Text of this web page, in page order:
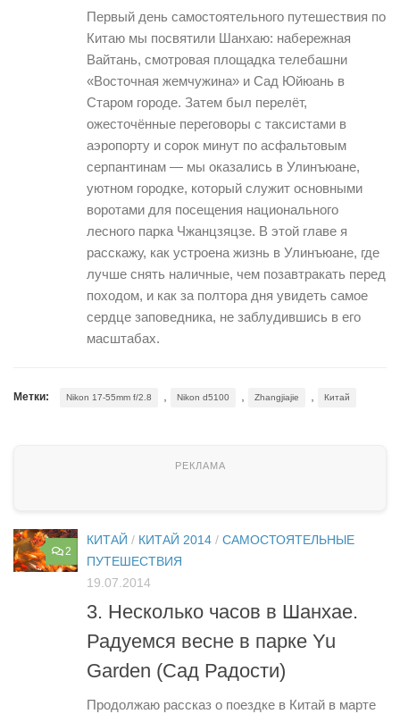
Первый день самостоятельного путешествия по
Китаю мы посвятили Шанхаю: набережная
Вайтань, смотровая площадка телебашни
«Восточная жемчужина» и Сад Юйюань в
Старом городе. Затем был перелёт,
ожесточённые переговоры с таксистами в
аэропорту и сорок минут по асфальтовым
серпантинам — мы оказались в Улинъюане,
уютном городке, который служит основными
воротами для посещения национального
лесного парка Чжанцзяцзе. В этой главе я
расскажу, как устроена жизнь в Улинъюане, где
лучше снять наличные, чем позавтракать перед
походом, и как за полтора дня увидеть самое
сердце заповедника, не заблудившись в его
масштабах.
Метки: Nikon 17-55mm f/2.8 , Nikon d5100 , Zhangjiajie , Китай
2
КИТАЙ / КИТАЙ 2014 / САМОСТОЯТЕЛЬНЫЕ
ПУТЕШЕСТВИЯ
19.07.2014
3. Несколько часов в Шанхае.
Радуемся весне в парке Yu
Garden (Сад Радости)
Продолжаю рассказ о поездке в Китай в марте